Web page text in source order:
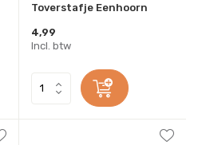
Toverstafje Eenhoorn
4,99
Incl. btw